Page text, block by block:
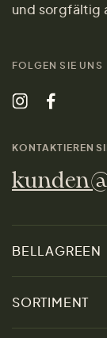
und sorgfältig
FOLGEN SIE UNS
KONTAKTIEREN
BELLAGREEN
Über uns
Nachhaltigkeit
SORTIMENT